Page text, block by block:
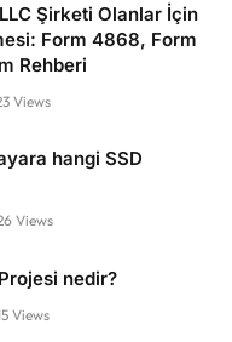
Şirketi Olanlar İçin
Form 4868, Form
Rehberi
Views
hangi SSD
Views
nedir?
Views